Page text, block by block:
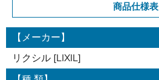
商品仕様表
【メーカー】
リクシル [LIXIL]